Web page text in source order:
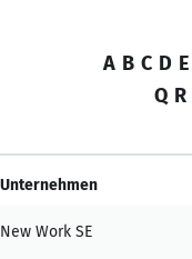
A B C D E
Q R
Unternehmen
New Work SE